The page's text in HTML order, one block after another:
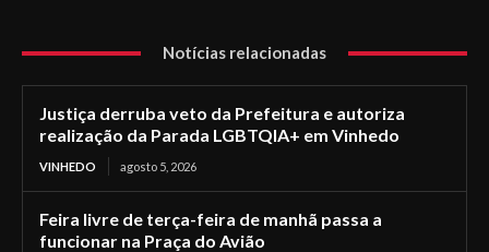
Notícias relacionadas
Justiça derruba veto da Prefeitura e autoriza
realização da Parada LGBTQIA+ em Vinhedo
VINHEDO agosto 5, 2026
Feira livre de terça-feira de manhã passa a
funcionar na Praça do Avião